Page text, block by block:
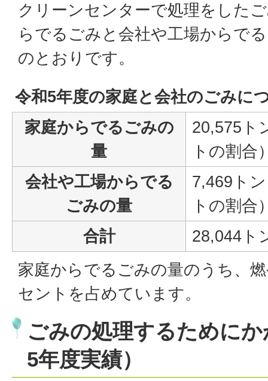
クリーンセンターで処理をした
らでるごみと会社や工場からで
のとおりです。
令和5年度の家庭と会社のごみに
家庭からでるごみの
量
20,575ト
トの割合
会社や工場からでる
ごみの量
7,469ト
トの割合
合計
28,044ト
家庭からでるごみの量のうち、
セントを占めています。
ごみの処理するために
5年度実績）